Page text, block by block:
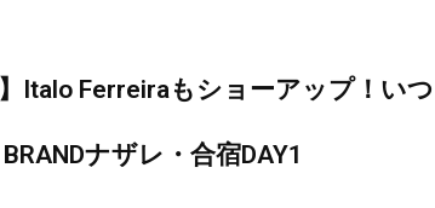
Italo Ferreiraもショーアップ！い
ナザレ・合宿DAY1